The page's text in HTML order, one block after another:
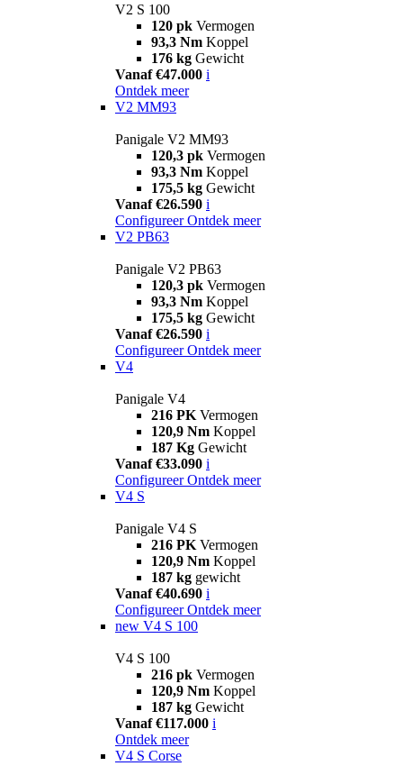
V2 S 100
120 pk Vermogen
93,3 Nm Koppel
176 kg Gewicht
Vanaf €47.000 i
Ontdek meer
V2 MM93
Panigale V2 MM93
120,3 pk Vermogen
93,3 Nm Koppel
175,5 kg Gewicht
Vanaf €26.590 i
Configureer Ontdek meer
V2 PB63
Panigale V2 PB63
120,3 pk Vermogen
93,3 Nm Koppel
175,5 kg Gewicht
Vanaf €26.590 i
Configureer Ontdek meer
V4
Panigale V4
216 PK Vermogen
120,9 Nm Koppel
187 Kg Gewicht
Vanaf €33.090 i
Configureer Ontdek meer
V4 S
Panigale V4 S
216 PK Vermogen
120,9 Nm Koppel
187 kg gewicht
Vanaf €40.690 i
Configureer Ontdek meer
new V4 S 100
V4 S 100
216 pk Vermogen
120,9 Nm Koppel
187 kg Gewicht
Vanaf €117.000 i
Ontdek meer
V4 S Corse